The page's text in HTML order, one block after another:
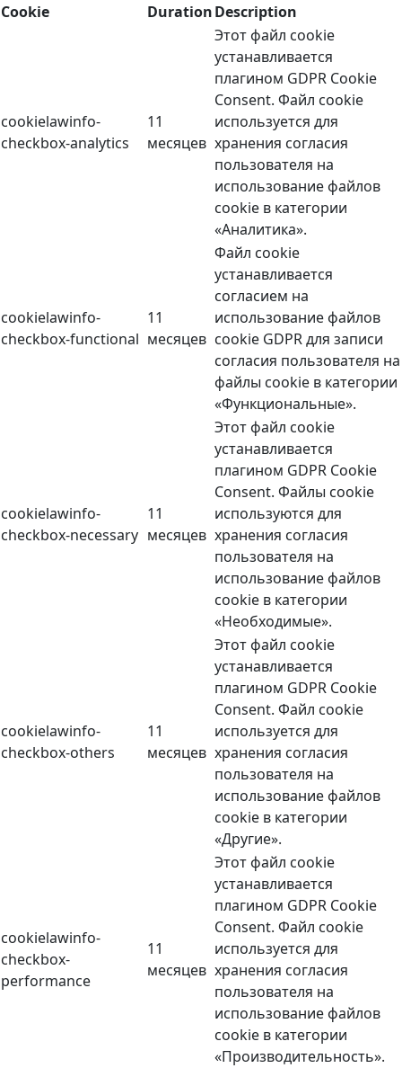
Cookie
DurationDescription
cookielawinfo-
checkbox-analytics
11
месяцев
Этот файл cookie
устанавливается
плагином GDPR Cookie
Consent. Файл cookie
используется для
хранения согласия
пользователя на
использование файлов
cookie в категории
«Аналитика».
cookielawinfo-
checkbox-functional
11
месяцев
Файл cookie
устанавливается
согласием на
использование файлов
cookie GDPR для записи
согласия пользователя на
файлы cookie в категории
«Функциональные».
cookielawinfo-
checkbox-necessary
11
месяцев
Этот файл cookie
устанавливается
плагином GDPR Cookie
Consent. Файлы cookie
используются для
хранения согласия
пользователя на
использование файлов
cookie в категории
«Необходимые».
cookielawinfo-
checkbox-others
11
месяцев
Этот файл cookie
устанавливается
плагином GDPR Cookie
Consent. Файл cookie
используется для
хранения согласия
пользователя на
использование файлов
cookie в категории
«Другие».
cookielawinfo-
checkbox-
performance
11
месяцев
Этот файл cookie
устанавливается
плагином GDPR Cookie
Consent. Файл cookie
используется для
хранения согласия
пользователя на
использование файлов
cookie в категории
«Производительность».